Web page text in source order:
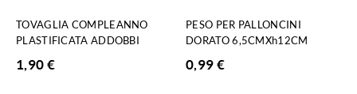
TOVAGLIA COMPLEANNO
PLASTIFICATA ADDOBBI
1,90€
PESO PER PALLONCINI
DORATO 6,5CMXh12CM
0,99€